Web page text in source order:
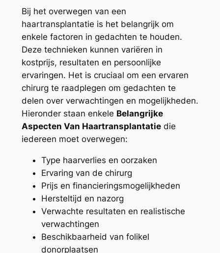
Bij het overwegen van een
haartransplantatie is het belangrijk om
enkele factoren in gedachten te houden.
Deze technieken kunnen variëren in
kostprijs, resultaten en persoonlijke
ervaringen. Het is cruciaal om een ervaren
chirurg te raadplegen om gedachten te
delen over verwachtingen en mogelijkheden.
Hieronder staan enkele Belangrijke
Aspecten Van Haartransplantatiedie
iedereen moet overwegen:
Type haarverlies en oorzaken
Ervaring van de chirurg
Prijs en financieringsmogelijkheden
Hersteltijd en nazorg
Verwachte resultaten en realistische
verwachtingen
Beschikbaarheid van folikel
donorplaatsen